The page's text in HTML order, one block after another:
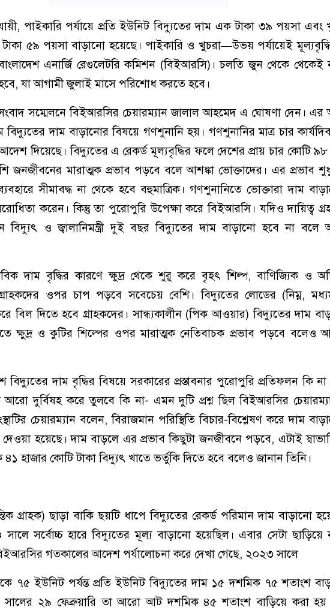
পাইকারি পর্যায়ে প্রতি ইউনিট বিদ্যুতের দাম এক টাকা ৩৯ পয়সা এবং
৫৯ পয়সা বাড়ানো হয়েছে। পাইকারি ও খুচরা—উভয় পর্যায়েই
এনার্জি রেগুলেটরি কমিশন (বিইআরসি)। চলতি জুন থেকে
যা আগামী জুলাই মাসে পরিশোধ করতে হবে।
সম্মেলনে বিইআরসির চেয়ারম্যান জালাল আহমেদ এ ঘোষণা দেন।
দাম বাড়ানোর বিষয়ে গণশুনানি হয়। গণশুনানির মাত্র চার
দিয়েছে। বিদ্যুতের এ রেকর্ড মূল্যবৃদ্ধির ফলে দেশের প্রায় চার কোটি
জনজীবনের মারাত্মক প্রভাব পড়বে বলে আশঙ্কা ভোক্তাদের। এর প্রভাব
সীমাবদ্ধ না থেকে হবে বহুমাত্রিক। গণশুনানিতে ভোক্তারা দাম
করেন। কিন্তু তা পুরোপুরি উপেক্ষা করে বিইআরসি। যদিও দায়িত্ব
ও জ্বালানিমন্ত্রী দুই বছর বিদ্যুতের দাম বাড়ানো হবে না বলে
দাম বৃদ্ধির কারণে ক্ষুদ্র থেকে শুরু করে বৃহৎ শিল্প, বাণিজ্যিক ও
ওপর চাপ পড়বে সবেচেয় বেশি। বিদ্যুতের লোডের (নিম্ন,
বিল দিতে হবে গ্রাহকদের। সান্ধ্যকালীন (পিক আওয়ার) বিদ্যুতের দাম
ক্ষুদ্র ও কুটির শিল্পের ওপর মারাত্মক নেতিবাচক প্রভাব পড়বে বলেও
দাম বৃদ্ধির বিষয়ে সরকারের প্রস্তাবনার পুরোপুরি প্রতিফলন কি
দুর্বিষহ করে তুলবে কি না- এমন দুটি প্রশ্ন ছিল বিইআরসির
চেয়ারম্যান বলেন, বিরাজমান পরিস্থিতি বিচার-বিশ্লেষণ করে দাম
হয়েছে। দাম বাড়লে এর প্রভাব কিছুটা জনজীবনে পড়বে, এটাই
হাজার কোটি টাকা বিদ্যুৎ খাতে ভর্তুকি দিতে হবে বলেও জানান তিনি।
গ্রাহক) ছাড়া বাকি ছয়টি ধাপে বিদ্যুতের রেকর্ড পরিমান দাম বাড়ানো
সর্বোচ্চ হারে বিদ্যুতের মূল্য বাড়ানো হয়েছিল। এবার সেটা
গতকালের আদেশ পর্যালোচনা করে দেখা গেছে, ২০২৩ সালে
৭৫ ইউনিট পর্যন্ত প্রতি ইউনিট বিদ্যুতের দাম ১৫ দশমিক ৭৫ শতাংশ
সালের ২৯ ফেব্রুয়ারি তা আরো আট দশমিক ৪৫ শতাংশ বাড়িয়ে করা হয়